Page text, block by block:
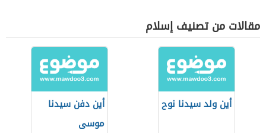
مقالات من تصنيف إسلام
أين ولد سيدنا نوح
أين دفن سيدنا
موسى